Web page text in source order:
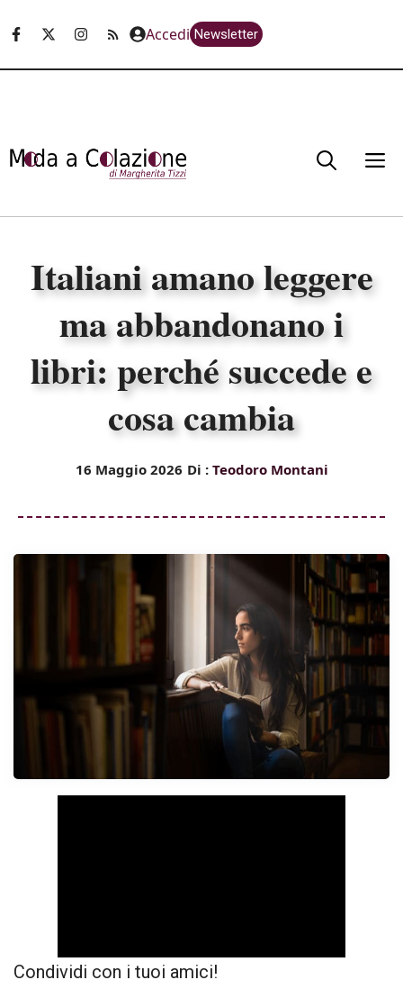
Accedi Newsletter
Italiani amano leggere
ma abbandonano i
libri: perché succede e
cosa cambia
16 Maggio 2026 Di : Teodoro Montani
Condividi con i tuoi amici!